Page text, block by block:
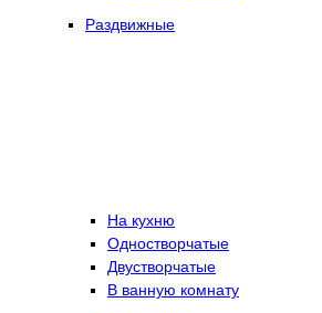
Раздвижные
На кухню
Одностворчатые
Двустворчатые
В ванную комнату